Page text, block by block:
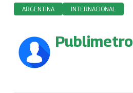
ARGENTINA INTERNACIONAL
Publimetro